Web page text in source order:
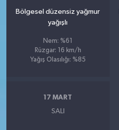
Bölgesel düzensiz yağmur
yağışlı
Nem: %61
Rüzgar: 16 km/h
Yağış Olasılığı: %85
17 MART
SALI